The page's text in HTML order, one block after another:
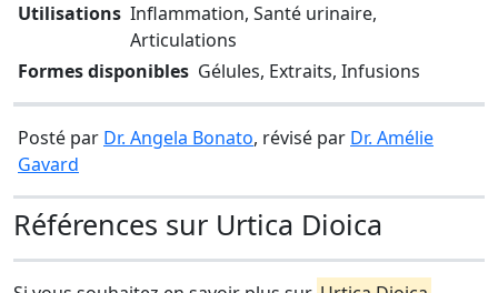
Utilisations Inflammation, Santé urinaire,
Articulations
Formes disponibles Gélules, Extraits, Infusions
Posté par Dr. Angela Bonato, révisé par Dr. Amélie
Gavard
Références sur Urtica Dioica